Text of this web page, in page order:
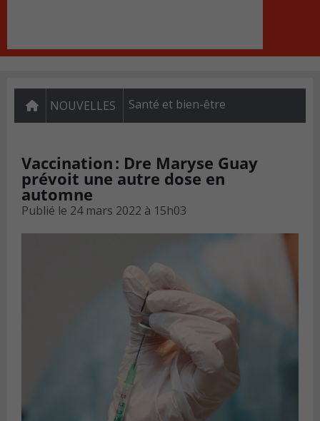
NOUVELLES Santé et bien-être
Vaccination : Dre Maryse Guay
prévoit une autre dose en
automne
Publié le 24 mars 2022 à 15h03